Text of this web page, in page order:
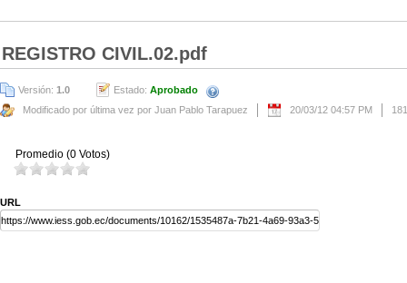
REGISTRO CIVIL.02.pdf
Versión: 1.0 Estado: Aprobado
Modificado por última vez por Juan Pablo Tarapuez
20/03/12 04:57 PM
Promedio (0 Votos)
URL